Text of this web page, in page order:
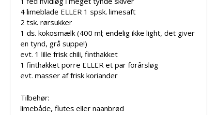
4 limeblade ELLER 1 spsk. limesaft
2 tsk. rørsukker
1 ds. kokosmælk (400 ml; endelig ikke light, det giver
en tynd, grå suppe!)
evt. 1 lille frisk chili, finthakket
1 finthakket porre ELLER et par forårsløg
evt. masser af frisk koriander
Tilbehør:
limebåde, flutes eller naanbrød